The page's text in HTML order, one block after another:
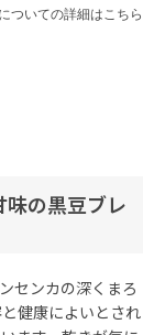
ついての詳細はこちら
の黒豆ブレ
センカの深くまろ
健康によいとされ